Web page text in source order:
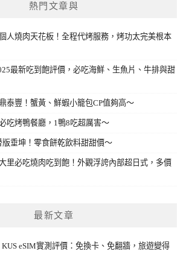
熱門文章與
人燒肉天花板！全程代烤服務，烤功太完美根本
最新吃到飽評價，必吃海鮮、生魚片、牛排與甜
泰豐！蟹黃、鮮蝦小籠包CP值夠高～
吃烤鴨餐廳，1鴨8吃超厲害～
版垂坤！零食餅乾飲料甜甜價～
里必吃燒肉吃到飽！外觀浮誇內部超日式，多價
最新文章
eSIM實測評價：免換卡、免翻牆，旅遊變得